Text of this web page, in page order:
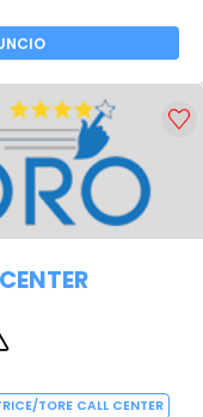
TORE CALL CENTER